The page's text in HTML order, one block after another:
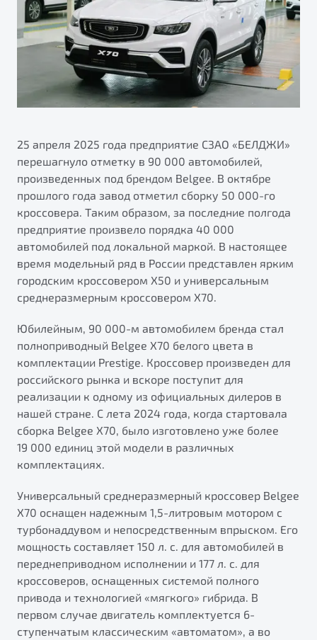
Яркий кроссовер
от 2 219 990 ₽*
S50
Элегантный и практичный седан
от 1 699 990 ₽*
Обзор В наличии
X70
Универсальный кроссовер
от 2 499 990 ₽*
Автокредит
Трейд-ин
Страхование
Расчет КАСКО
Узнайте о специальных выгодах при покупке
Подробно
Автомобили в наличии
Тест-драйв
Автокредит
Спецпредложения
ПОДДЕРЖКА
Гарантия Belgee
Belgee Линк
Belgee Клуб
Реферальная программа
Клиентская поддержка
Помощь на дорогах
Будьте еще более уверены на дорогах с программой
"Помощь на дорогах"
Преимущества программы
Запись на сервис
Калькулятор ТО
Клиентская поддержка
О дилерском центре
Правовая информация
25 апреля 2025 года предприятие СЗАО «БЕЛДЖИ»
перешагнуло отметку в 90 000 автомобилей,
произведенных под брендом Belgee. В октябре
прошлого года завод отметил сборку 50 000-го
кроссовера. Таким образом, за последние полгода
предприятие произвело порядка 40 000
автомобилей под локальной маркой. В настоящее
время модельный ряд в России представлен ярким
городским кроссовером Х50 и универсальным
среднеразмерным кроссовером Х70.
Юбилейным, 90 000-м автомобилем бренда стал
полноприводный Belgee Х70 белого цвета в
комплектации Prestige. Кроссовер произведен для
российского рынка и вскоре поступит для
реализации к одному из официальных дилеров в
нашей стране. С лета 2024 года, когда стартовала
сборка Belgee X70, было изготовлено уже более
19 000 единиц этой модели в различных
комплектациях.
Универсальный среднеразмерный кроссовер Belgee
X70 оснащен надежным 1,5-литровым мотором с
турбонаддувом и непосредственным впрыском. Его
мощность составляет 150 л. с. для автомобилей в
переднеприводном исполнении и 177 л. с. для
кроссоверов, оснащенных системой полного
привода и технологией «мягкого» гибрида. В
первом случае двигатель комплектуется 6-
ступенчатым классическим «автоматом», а во